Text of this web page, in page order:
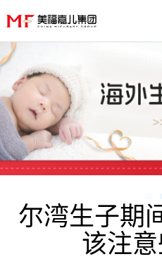
子
优
势
服
务
流
月
子
成
尔湾生子期
该注